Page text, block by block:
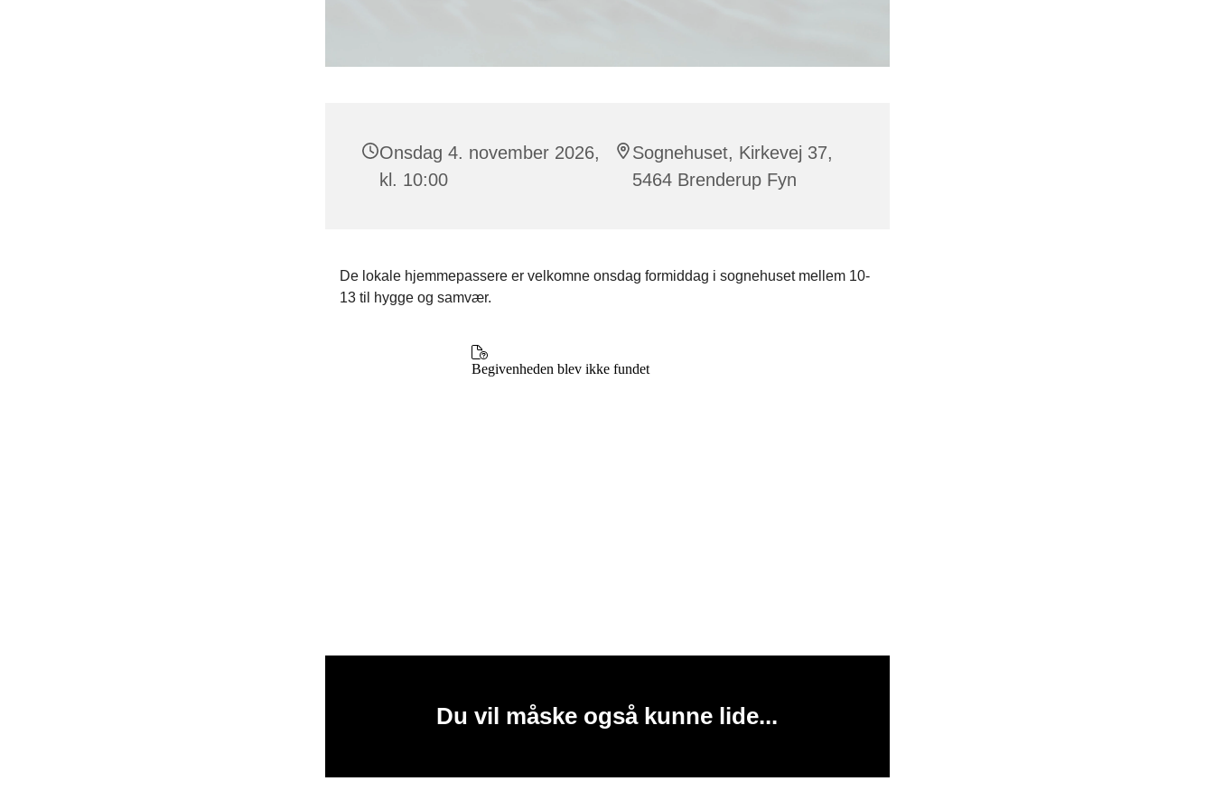
Onsdag 4. november 2026,
kl. 10:00
Sognehuset, Kirkevej 37,
5464 Brenderup Fyn
De lokale hjemmepassere er velkomne onsdag formiddag i sognehuset mellem 10-
13 til hygge og samvær.
Du vil måske også kunne lide...